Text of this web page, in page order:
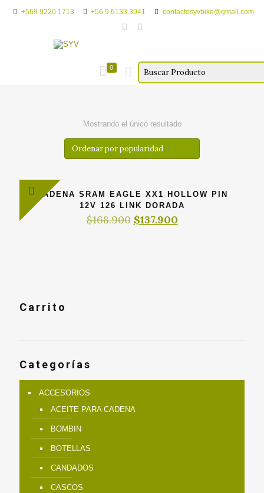
+569 9220 1713 +56 9 6133 3941 contactosyvbike@gmail.com
0
Mostrando el único resultado
CADENA SRAM EAGLE XX1 HOLLOW PIN
12V 126 LINK DORADA
$168.900 El
$137.900El
Carrito
Categorías
ACCESORIOS
ACEITE PARA CADENA
BOMBIN
BOTELLAS
CANDADOS
CASCOS